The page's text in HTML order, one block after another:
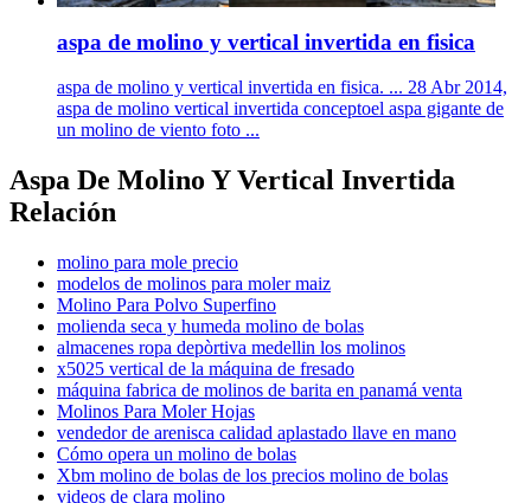
aspa de molino y vertical invertida en fisica
aspa de molino y vertical invertida en fisica. ... 28 Abr 2014,
aspa de molino vertical invertida conceptoel aspa gigante de
un molino de viento foto ...
Aspa De Molino Y Vertical Invertida
Relación
molino para mole precio
modelos de molinos para moler maiz
Molino Para Polvo Superfino
molienda seca y humeda molino de bolas
almacenes ropa depòrtiva medellin los molinos
x5025 vertical de la máquina de fresado
máquina fabrica de molinos de barita en panamá venta
Molinos Para Moler Hojas
vendedor de arenisca calidad aplastado llave en mano
Cómo opera un molino de bolas
Xbm molino de bolas de los precios molino de bolas
videos de clara molino